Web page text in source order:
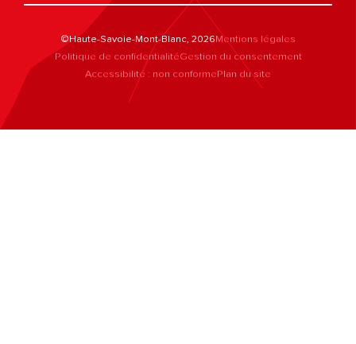
©Haute-Savoie-Mont-Blanc, 2026Mentions légales
Politique de confidentialitéGestion du consentement
Accessibilité : non conformePlan du site